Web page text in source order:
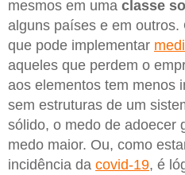
mesmos em uma classe
alguns países e em
que pode implementar
aqueles que perdem o
aos elementos tem menos
sem estruturas de um
sólido, o medo de adoecer
medo maior. Ou, como
incidência da covid-19, é